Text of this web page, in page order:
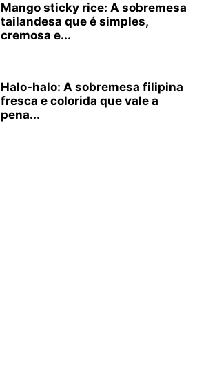
Mango sticky rice: A sobremesa
tailandesa que é simples,
cremosa e...
Halo-halo: A sobremesa filipina
fresca e colorida que vale a
pena...